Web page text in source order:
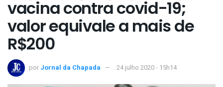
vacina contra covid-19;
valor equivale a mais de
R$200
por Jornal da Chapada 24 julho 2020 - 15h14